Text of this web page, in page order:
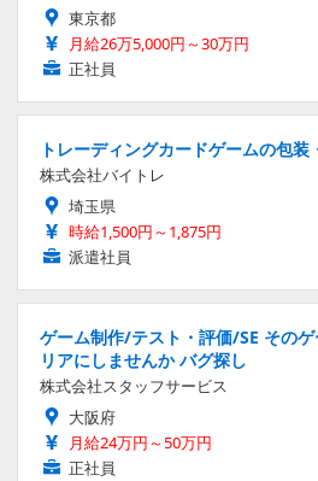
東京都
月給26万5,000円～30万円
正社員
トレーディングカードゲームの包装
株式会社バイトレ
埼玉県
時給1,500円～1,875円
派遣社員
ゲーム制作/テスト・評価/SE その
リアにしませんか バグ探し
株式会社スタッフサービス
大阪府
月給24万円～50万円
正社員